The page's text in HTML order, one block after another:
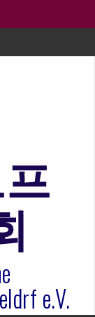
발표
음 15:1-17) 손
e.V.